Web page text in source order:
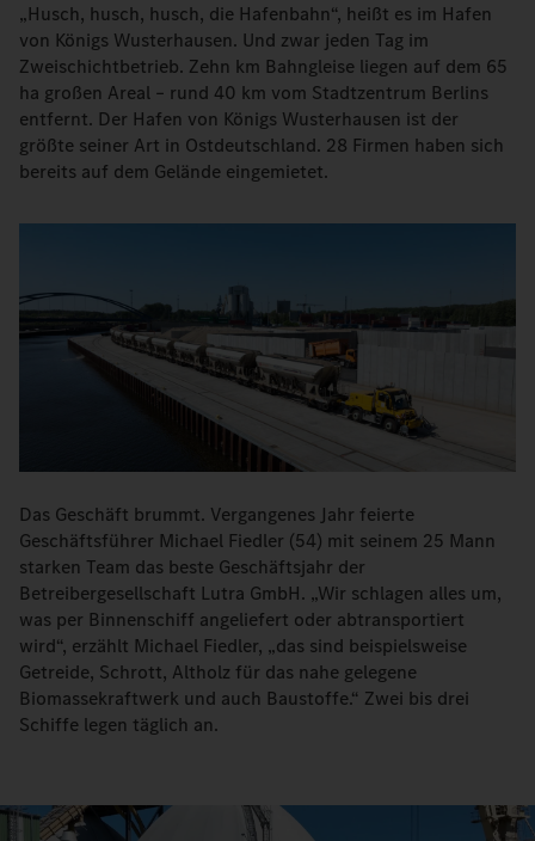
„Husch, husch, husch, die Hafenbahn“, heißt es im Hafen
von Königs Wusterhausen. Und zwar jeden Tag im
Zweischichtbetrieb. Zehn km Bahngleise liegen auf dem 65
ha großen Areal – rund 40 km vom Stadtzentrum Berlins
entfernt. Der Hafen von Königs Wusterhausen ist der
größte seiner Art in Ostdeutschland. 28 Firmen haben sich
bereits auf dem Gelände eingemietet.
Das Geschäft brummt. Vergangenes Jahr feierte
Geschäftsführer Michael Fiedler (54) mit seinem 25 Mann
starken Team das beste Geschäftsjahr der
Betreibergesellschaft Lutra GmbH. „Wir schlagen alles um,
was per Binnenschiff angeliefert oder abtransportiert
wird“, erzählt Michael Fiedler, „das sind beispielsweise
Getreide, Schrott, Altholz für das nahe gelegene
Biomassekraftwerk und auch Baustoffe.“ Zwei bis drei
Schiffe legen täglich an.